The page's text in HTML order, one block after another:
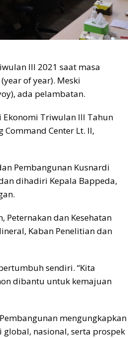
III 2021 saat masa
of year). Meski
ada pelambatan.
Triwulan III Tahun
Center Lt. II,
Pembangunan Kusnardi
dihadiri Kepala Bappeda,
Peternakan dan Kesehatan
Kaban Penelitian dan
sendiri. “Kita
dibantu untuk kemajuan
mengungkapkan
nasional, serta prospek